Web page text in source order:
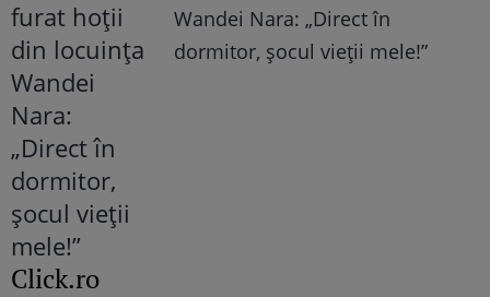
Wandei Nara: „Direct în
dormitor, șocul vieții mele!”
Click.ro